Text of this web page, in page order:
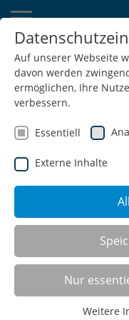
Deutschland Schweiz
Luxemburg Niederlande
Packtische
Auf unserer Webseite
davon werden
ermöglichen, Ihre
verbessern.
Essentiell
Externe Inhalte
Nur
Weitere